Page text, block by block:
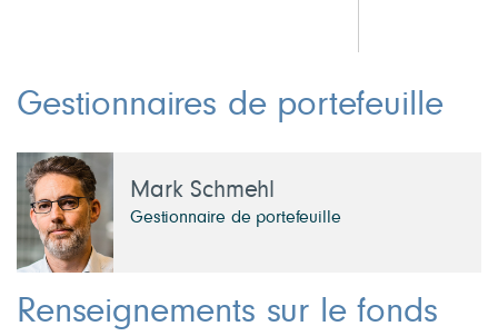
Gestionnaires de portefeuille
Mark Schmehl
Gestionnaire de portefeuille
Renseignements sur le fonds